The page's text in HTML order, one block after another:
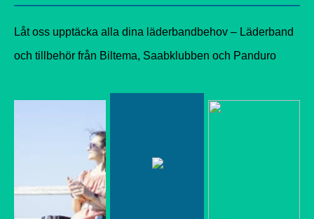
Låt oss upptäcka alla dina läderbandbehov – Läderband
och tillbehör från Biltema, Saabklubben och Panduro